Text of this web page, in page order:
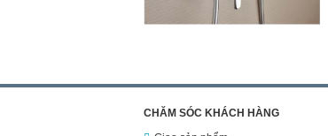
CHĂM SÓC KHÁCH HÀNG